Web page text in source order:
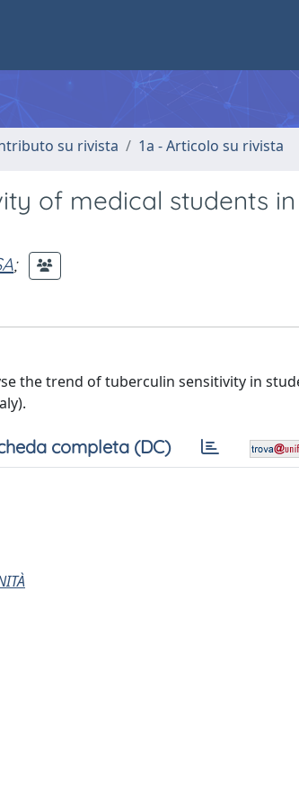
su rivista 1a - Articolo su rivista
of medical students
;
the trend of tuberculin sensitivity in
completa (DC)